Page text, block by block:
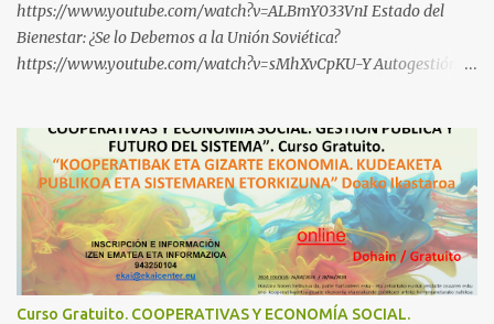
https://www.youtube.com/watch?v=ALBmY033VnI Estado del
Bienestar: ¿Se lo Debemos a la Unión Soviética?
https://www.youtube.com/watch?v=sMhXvCpKU-Y Autogestión
Industrial https://www.youtube.com/shorts/dGKjgqEvRHk
¿Conoces los nuevos canales de BABESTU? Si quieres hacer algo, o
compartir ideas, para proteger a los niños y adolescentes vascos
frente a abusos y manipulaciones: BABESTUren kanal berriak
ezagutzen dituzu? Euskal haurrak eta nerabeak abusu eta
manipulazioetatik babesteko zerbait egin nahi baduzu, edo ideiak
partekatu nahi badituzu: Telegram :
Curso Gratuito. COOPERATIVAS Y ECONOMÍA SOCIAL.